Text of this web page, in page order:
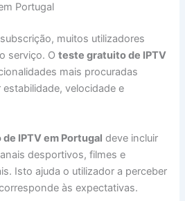
Portugal
muitos utilizadores
serviço. Oteste gratuito de IPTV
mais procuradas
velocidade e
IPTV em Portugal deve incluir
desportivos, filmes e
Isto ajuda o utilizador a perceber
às expectativas.